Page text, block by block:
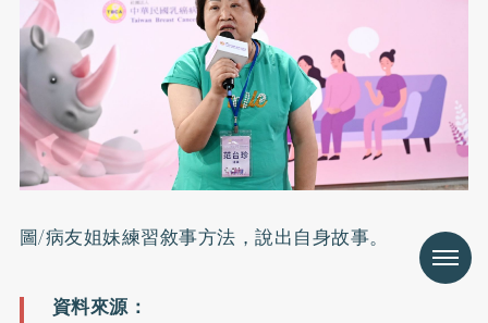
圖/病友姐妹練習敘事方法，說出自身故事。
Menu